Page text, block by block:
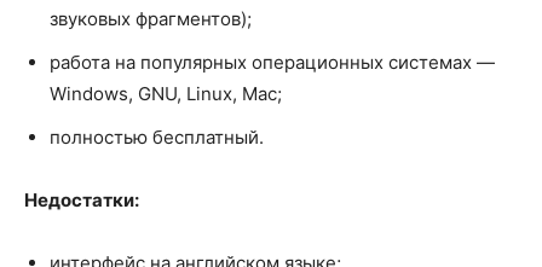
звуковых фрагментов);
работа на популярных операционных системах —
Windows, GNU, Linux, Mac;
полностью бесплатный.
Недостатки: